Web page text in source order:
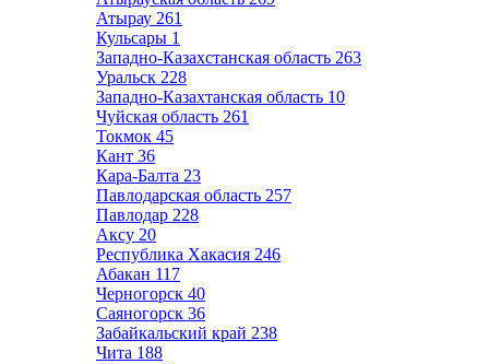
Атырау 261
Кульсары 1
Западно-Казахстанская область 263
Уральск 228
Западно-Казахтанская область 10
Чуйская область 261
Токмок 45
Кант 36
Кара-Балта 23
Павлодарская область 257
Павлодар 228
Аксу 20
Республика Хакасия 246
Абакан 117
Черногорск 40
Саяногорск 36
Забайкальский край 238
Чита 188